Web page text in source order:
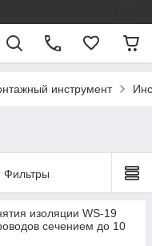
инструмент
Фильтры
изоляции WS-19
сечением до 10